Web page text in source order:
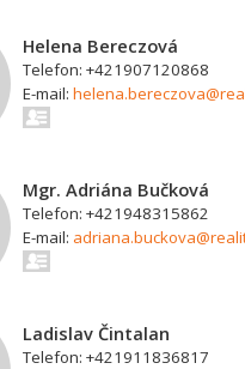
Helena Bereczová
Telefon: +421907120868
E-mail:
Mgr. Adriána Bučková
Telefon: +421948315862
E-mail:
Ladislav Čintalan
Telefon: +421911836817